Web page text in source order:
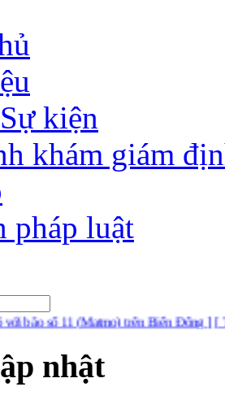
kiện
khám giám
pháp luật
11 (Matmo) trên Biển Đông ] [ Tuyên
nhật